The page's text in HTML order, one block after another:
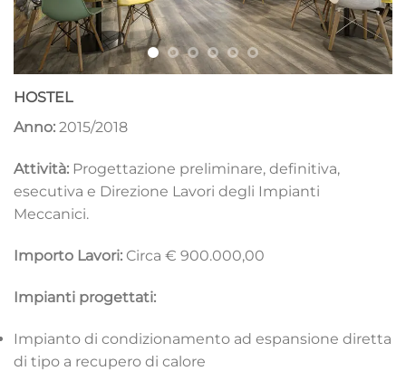
HOSTEL
Anno: 2015/2018
Attività: Progettazione preliminare, definitiva,
esecutiva e Direzione Lavori degli Impianti
Meccanici.
Importo Lavori: Circa € 900.000,00
Impianti progettati:
Impianto di condizionamento ad espansione diretta
di tipo a recupero di calore